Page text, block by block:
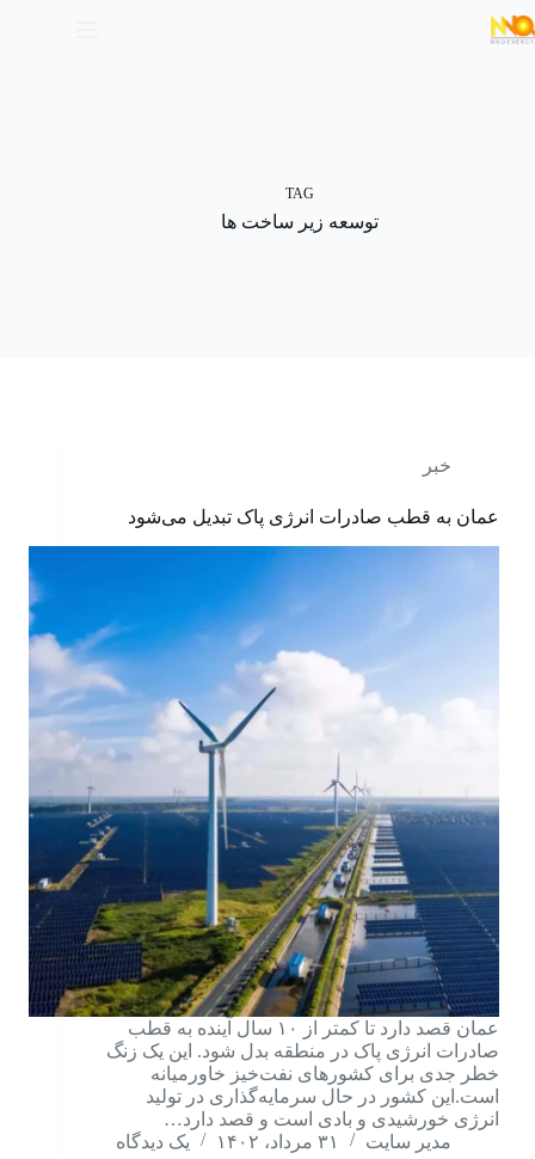
TAG
توسعه زیر ساخت ها
خبر
عمان به قطب صادرات انرژی پاک تبدیل می‌شود
عمان قصد دارد تا کمتر از ۱۰ سال آینده به قطب
صادرات انرژی پاک در منطقه بدل شود. این یک زنگ
خطر جدی برای کشورهای نفت‌خیز خاورمیانه
است.این کشور در حال سرمایه‌گذاری در تولید
انرژی خورشیدی و بادی است و قصد دارد…
مدیر سایت
۳۱ مرداد، ۱۴۰۲ یک دیدگاه